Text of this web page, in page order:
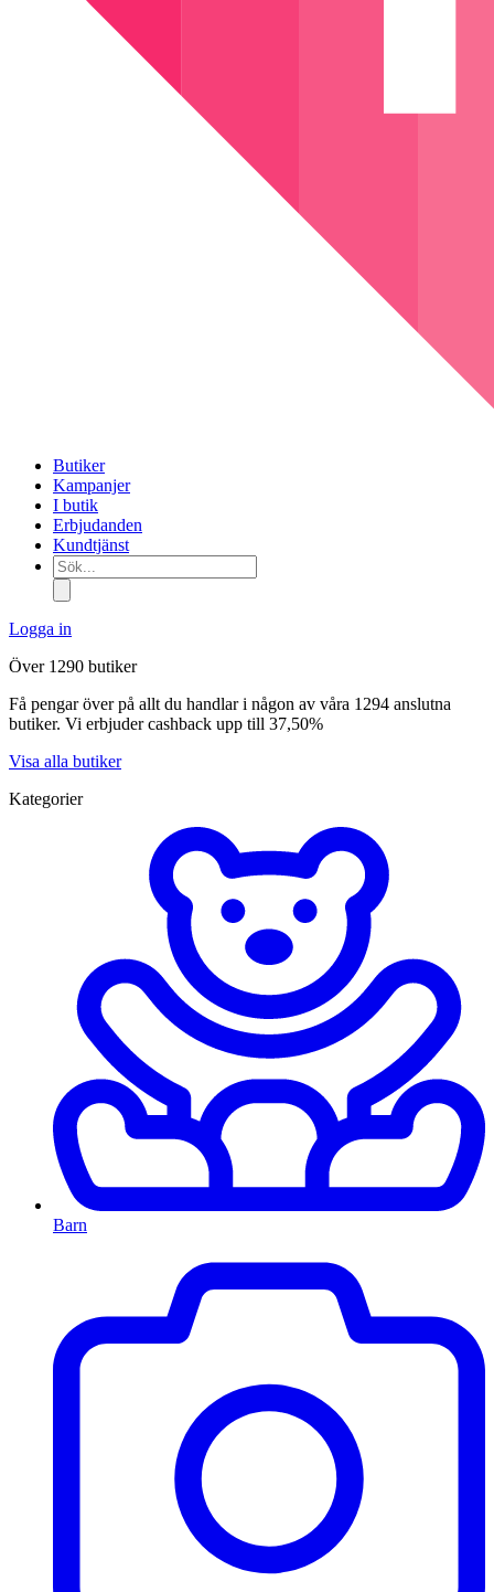
Butiker
Kampanjer
I butik
Erbjudanden
Kundtjänst
Sök...
Logga in
Över 1290 butiker
Få pengar över på allt du handlar i någon av våra 1294 anslutna
butiker. Vi erbjuder cashback upp till 37,50%
Visa alla butiker
Kategorier
Barn